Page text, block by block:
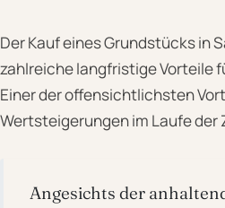
Der Kauf eines Grundstücks in
zahlreiche langfristige Vorteile
Einer der offensichtlichsten
Wertsteigerungen im Laufe der
Angesichts der